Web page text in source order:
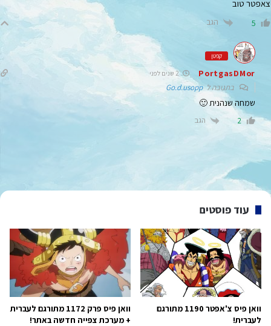
צאפטר טוב
5 הגב
קפטן
PortgasDMor 2 שנים לפני
בתגובה לGo.d.usopp
שמחה שנהנית 🙂
2 הגב
עוד פוסטים
וואן פיס צ'אפטר 1190 מתורגם
לעברית!
וואן פיס פרק 1172 מתורגם לעברית
+ מערכת צפייה חדשה באתר!